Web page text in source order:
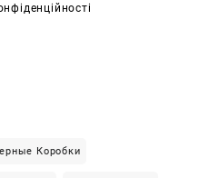
Коробки